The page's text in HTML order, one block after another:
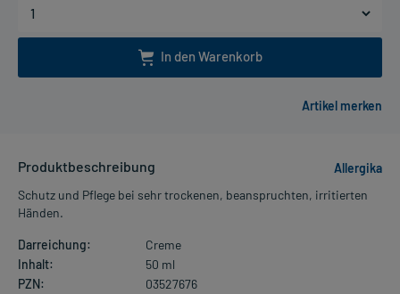
In den Warenkorb
Produktbeschreibung
Allergika
Schutz und Pflege bei sehr trockenen, beanspruchten, irritierten
Händen.
Darreichung:
Creme
Inhalt:
50 ml
PZN:
03527676